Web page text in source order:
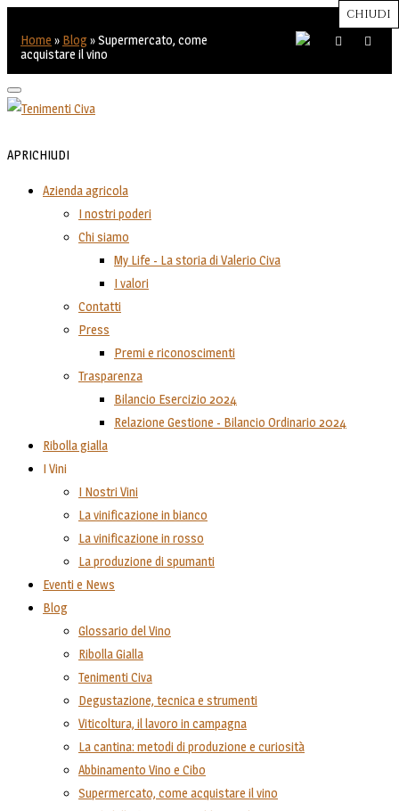
Home » Blog»Supermercato, come
acquistare il vino
Toggle
navigation
APRICHIUDI
Azienda agricola
I nostri poderi
Chi siamo
My Life - La storia di Valerio Civa
I valori
Contatti
Press
Premi e riconoscimenti
Trasparenza
Bilancio Esercizio 2024
Relazione Gestione - Bilancio Ordinario 2024
Ribolla gialla
I Vini
I Nostri Vini
La vinificazione in bianco
La vinificazione in rosso
La produzione di spumanti
Eventi e News
Blog
Glossario del Vino
Ribolla Gialla
Tenimenti Civa
Degustazione, tecnica e strumenti
Viticoltura, il lavoro in campagna
La cantina: metodi di produzione e curiosità
Abbinamento Vino e Cibo
Supermercato, come acquistare il vino
Close
Close
Close
Close
CHIUDI
CHIUDI
CHIUDI
CHIUDI
CHIUDI